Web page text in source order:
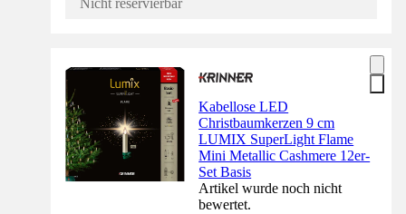
Nicht reservierbar
Kabellose LED
Christbaumkerzen 9 cm
LUMIX SuperLight Flame
Mini Metallic Cashmere 12er-
Set Basis
Artikel wurde noch nicht
bewertet.